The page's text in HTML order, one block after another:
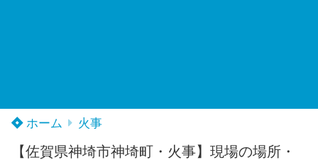
ホーム 火事
【佐賀県神埼市神埼町・火事】現場の場所・